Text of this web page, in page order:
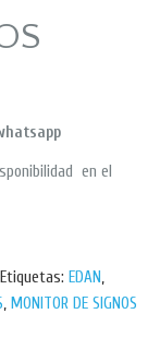
en el
Etiquetas: EDAN,
, MONITOR DE SIGNOS